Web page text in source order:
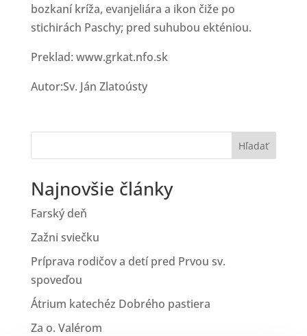
bozkaní kríža, evanjeliára a ikon čiže po
stichirách Paschy; pred suhubou ekténiou.
Preklad: www.grkat.nfo.sk
Autor:Sv. Ján Zlatoústy
Hľadať
Najnovšie články
Farský deň
Zažni sviečku
Príprava rodičov a detí pred Prvou sv.
spoveďou
Átrium katechéz Dobrého pastiera
Za o. Valérom